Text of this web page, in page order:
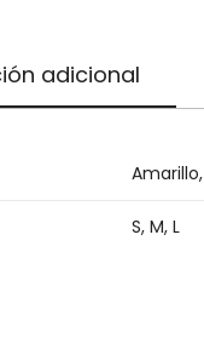
adicional
Amarillo,
S, M, L